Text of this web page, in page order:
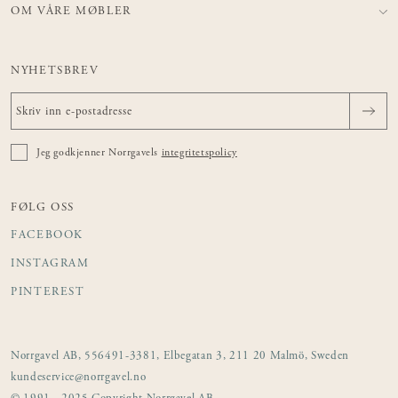
OM VÅRE MØBLER
NYHETSBREV
Jeg godkjenner Norrgavels integritetspolicy
FØLG OSS
FACEBOOK
INSTAGRAM
PINTEREST
Norrgavel AB, 556491-3381, Elbegatan 3, 211 20 Malmö, Sweden
kundeservice@norrgavel.no